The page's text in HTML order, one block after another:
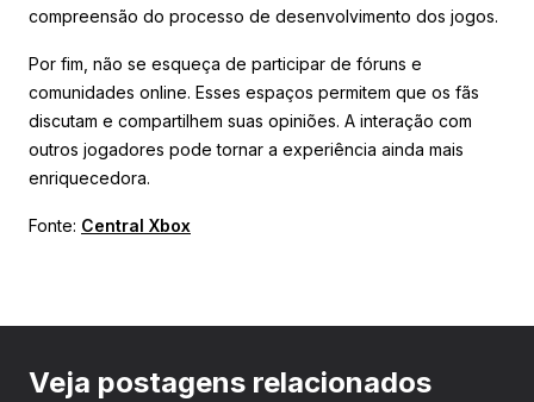
compreensão do processo de desenvolvimento dos jogos.
Por fim, não se esqueça de participar de fóruns e
comunidades online. Esses espaços permitem que os fãs
discutam e compartilhem suas opiniões. A interação com
outros jogadores pode tornar a experiência ainda mais
enriquecedora.
Fonte: Central Xbox
Veja postagens relacionados